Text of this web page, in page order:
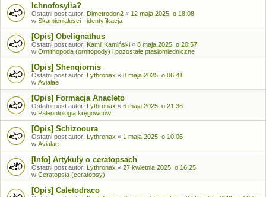
Ichnofosylia?
Ostatni post autor: Dimetrodon2 « 12 maja 2025, o 18:08
w Skamieniałości - identyfikacja
[Opis] Obelignathus
Ostatni post autor: Kamil Kamiński « 8 maja 2025, o 20:57
w Ornithopoda (ornitopody) i pozostałe ptasiomiedniczne
[Opis] Shenqiornis
Ostatni post autor: Lythronax « 8 maja 2025, o 06:41
w Avialae
[Opis] Formacja Anacleto
Ostatni post autor: Lythronax « 6 maja 2025, o 21:36
w Paleontologia kręgowców
[Opis] Schizooura
Ostatni post autor: Lythronax « 1 maja 2025, o 10:06
w Avialae
[Info] Artykuły o ceratopsach
Ostatni post autor: Lythronax « 27 kwietnia 2025, o 16:25
w Ceratopsia (ceratopsy)
[Opis] Caletodraco